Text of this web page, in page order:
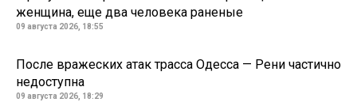
женщина, еще два человека раненые
09 августа 2026, 18:55
После вражеских атак трасса Одесса — Рени частично
недоступна
09 августа 2026, 18:29